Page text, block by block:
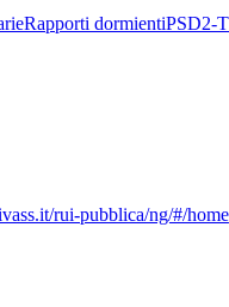
Rapporti dormientiPSD2-
rui-pubblica/ng/#/home